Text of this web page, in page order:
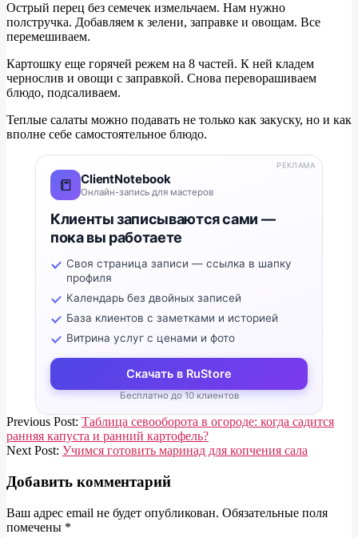
Острый перец без семечек измельчаем. Нам нужно
полстручка. Добавляем к зелени, заправке и овощам. Все
перемешиваем.
Картошку еще горячей режем на 8 частей. К ней кладем
чернослив и овощи с заправкой. Снова переворашиваем
блюдо, подсаливаем.
Теплые салаты можно подавать не только как закуску, но и как
вполне себе самостоятельное блюдо.
📒 ClientNotebook
Онлайн-запись для мастеров
Клиенты записываются сами —
пока вы работаете
Своя страница записи — ссылка в шапку
профиля
Календарь без двойных записей
База клиентов с заметками и историей
Витрина услуг с ценами и фото
Скачать в RuStore
Бесплатно до 10 клиентов
РЕКЛАМА
2020-
03-
02
Previous Post: Таблица севооборота в огороде: когда садится
ранняя капуста и ранний картофель?
Next Post: Учимся готовить маринад для копчения сала
Добавить комментарий
Ваш адрес email не будет опубликован. Обязательные поля
помечены *